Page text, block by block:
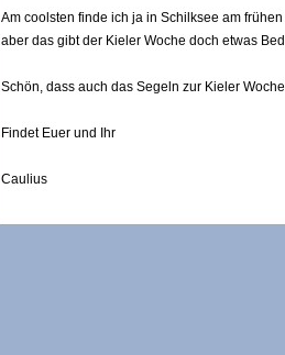
Am coolsten finde ich ja in Schilksee am
aber das gibt der Kieler Woche doch etwas
Schön, dass auch das Segeln zur Kieler
Findet Euer und Ihr
Caulius